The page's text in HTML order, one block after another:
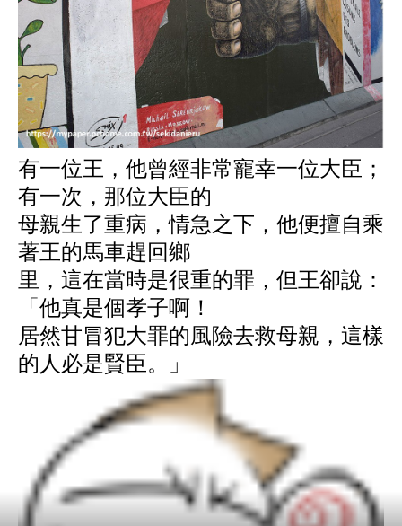
有一位王，他曾經非常寵幸一位大臣；
有一次，那位大臣的
母親生了重病，情急之下，他便擅自乘
著王的馬車趕回鄉
里，這在當時是很重的罪，但王卻說：
「他真是個孝子啊！
居然甘冒犯大罪的風險去救母親，這樣
的人必是賢臣。」